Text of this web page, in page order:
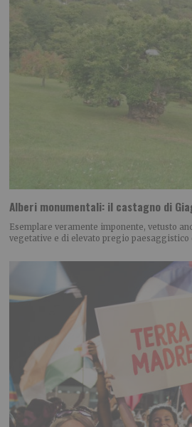
Alberi monumentali: il castagno di
Esemplare veramente imponente, vetusto
vegetative e di elevato pregio paesaggistico